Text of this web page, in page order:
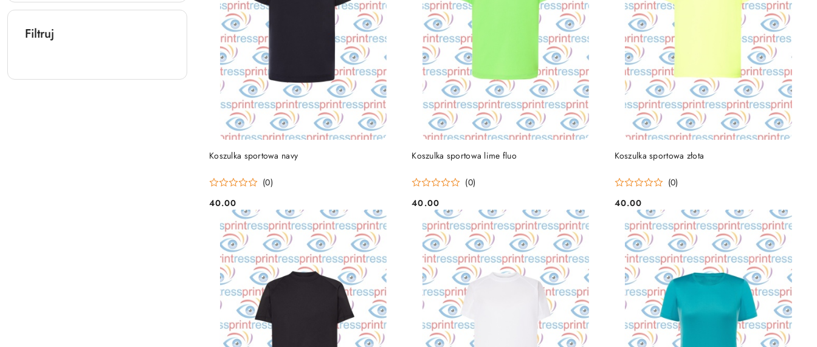
Filtruj
Koszulka sportowa navy
(0)
Cena:
40.00
Koszulka sportowa lime fluo
(0)
Cena:
40.00
DO KOSZYKA Koszulka sportowa złota
(0)
Cena:
40.00
DO KOSZYKA